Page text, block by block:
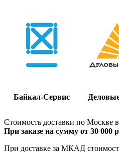
Байкал-Сервис
Стоимость доставки по Москве
При заказе на сумму от 30 000
При доставке за МКАД